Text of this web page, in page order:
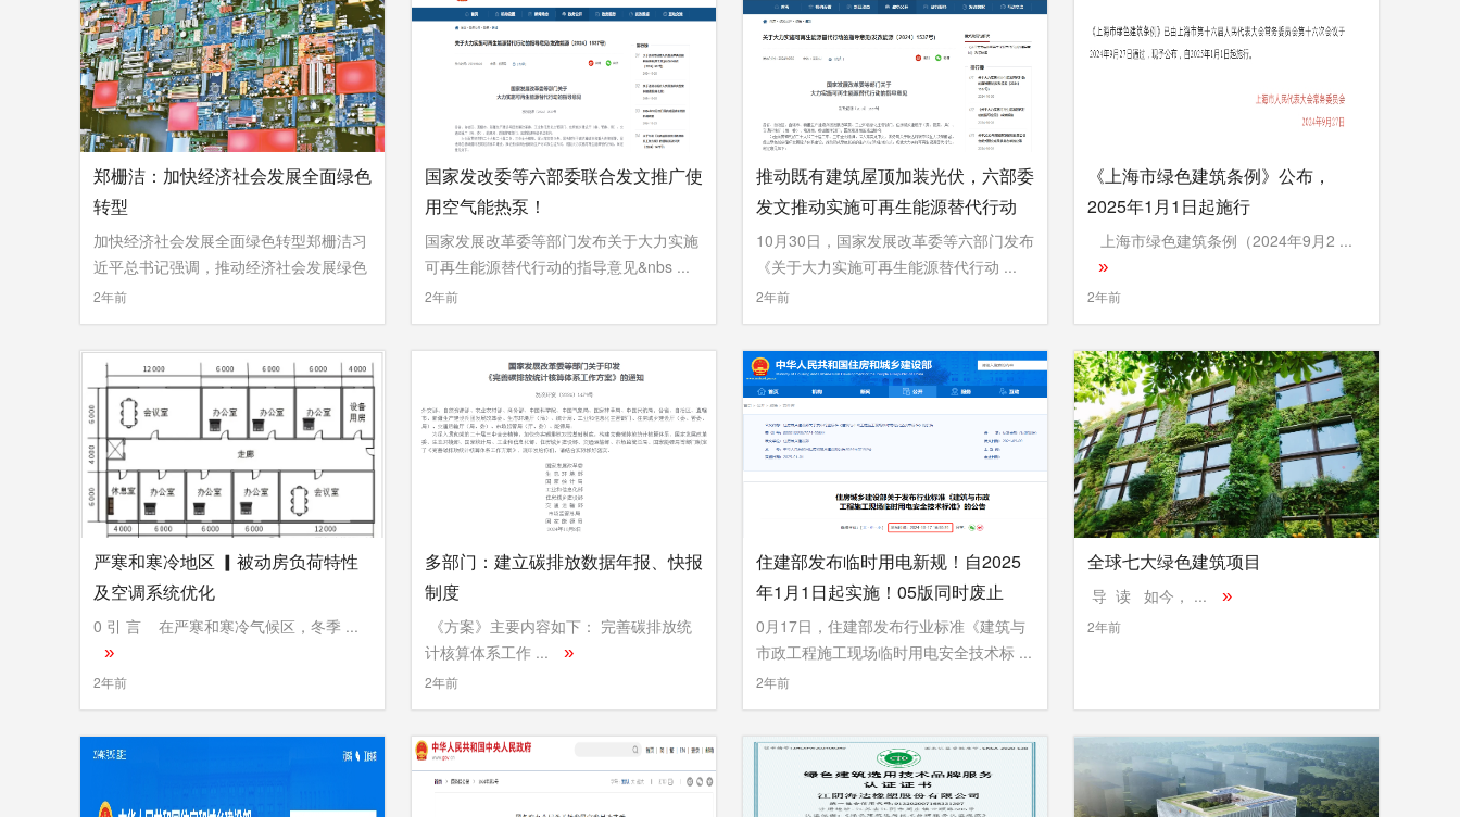
郑栅洁：加快经济社会发展全面绿色
转型
加快经济社会发展全面绿色转型郑栅洁习
近平总书记强调，推动经济社会发展绿色
... »
2年前
国家发改委等六部委联合发文推广使
用空气能热泵！
国家发展改革委等部门发布关于大力实施
可再生能源替代行动的指导意见&nbs ...
»
2年前
推动既有建筑屋顶加装光伏，六部委
发文推动实施可再生能源替代行动
10月30日，国家发展改革委等六部门发布
《关于大力实施可再生能源替代行动 ...
»
2年前
《上海市绿色建筑条例》公布，
2025年1月1日起施行
上海市绿色建筑条例（2024年9月2 ...
»
2年前
严寒和寒冷地区 ▎被动房负荷特性
及空调系统优化
0 引 言 在严寒和寒冷气候区，冬季 ...
»
2年前
多部门：建立碳排放数据年报、快报
制度
《方案》主要内容如下： 完善碳排放统
计核算体系工作 ...
»
2年前
住建部发布临时用电新规！自2025
年1月1日起实施！05版同时废止
0月17日，住建部发布行业标准《建筑与
市政工程施工现场临时用电安全技术标 ...
»
2年前
全球七大绿色建筑项目
导 读 如今， ... »
2年前